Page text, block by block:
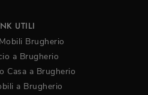
UTILI
Brugherio
a Brugherio
Casa a Brugherio
a Brugherio